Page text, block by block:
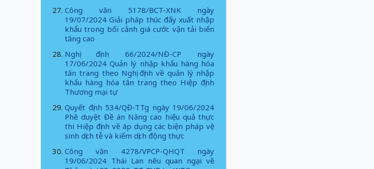
Công văn 5178/BCT-XNK ngày
19/07/2024 Giải pháp thúc đẩy xuất nhập
khẩu trong bối cảnh giá cước vận tải biển
tăng cao
Nghị định 66/2024/NĐ-CP ngày
17/06/2024 Quản lý nhập khẩu hàng hóa
tân trang theo Nghị định về quản lý nhập
khẩu hàng hóa tân trang theo Hiệp định
Thương mại tự
Quyết định 534/QĐ-TTg ngày 19/06/2024
Phê duyệt Đề án Nâng cao hiệu quả thực
thi Hiệp định về áp dụng các biện pháp vệ
sinh dịch tễ và kiểm dịch động thực
Công văn 4278/VPCP-QHQT ngày
19/06/2024 Thái Lan nêu quan ngại về